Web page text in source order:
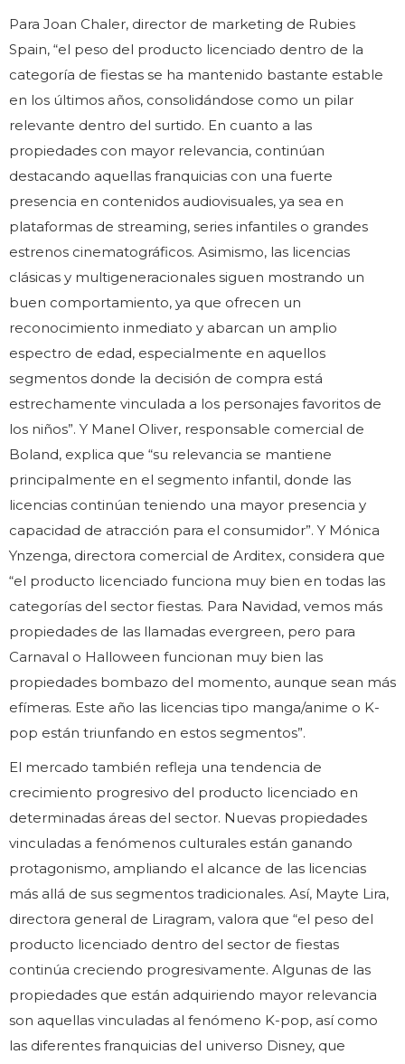
Para Joan Chaler, director de marketing de Rubies
Spain, “el peso del producto licenciado dentro de la
categoría de fiestas se ha mantenido bastante estable
en los últimos años, consolidándose como un pilar
relevante dentro del surtido. En cuanto a las
propiedades con mayor relevancia, continúan
destacando aquellas franquicias con una fuerte
presencia en contenidos audiovisuales, ya sea en
plataformas de streaming, series infantiles o grandes
estrenos cinematográficos. Asimismo, las licencias
clásicas y multigeneracionales siguen mostrando un
buen comportamiento, ya que ofrecen un
reconocimiento inmediato y abarcan un amplio
espectro de edad, especialmente en aquellos
segmentos donde la decisión de compra está
estrechamente vinculada a los personajes favoritos de
los niños”. Y Manel Oliver, responsable comercial de
Boland, explica que “su relevancia se mantiene
principalmente en el segmento infantil, donde las
licencias continúan teniendo una mayor presencia y
capacidad de atracción para el consumidor”. Y Mónica
Ynzenga, directora comercial de Arditex, considera que
“el producto licenciado funciona muy bien en todas las
categorías del sector fiestas. Para Navidad, vemos más
propiedades de las llamadas evergreen, pero para
Carnaval o Halloween funcionan muy bien las
propiedades bombazo del momento, aunque sean más
efímeras. Este año las licencias tipo manga/anime o K-
pop están triunfando en estos segmentos”.
El mercado también refleja una tendencia de
crecimiento progresivo del producto licenciado en
determinadas áreas del sector. Nuevas propiedades
vinculadas a fenómenos culturales están ganando
protagonismo, ampliando el alcance de las licencias
más allá de sus segmentos tradicionales. Así, Mayte Lira,
directora general de Liragram, valora que “el peso del
producto licenciado dentro del sector de fiestas
continúa creciendo progresivamente. Algunas de las
propiedades que están adquiriendo mayor relevancia
son aquellas vinculadas al fenómeno K-pop, así como
las diferentes franquicias del universo Disney, que